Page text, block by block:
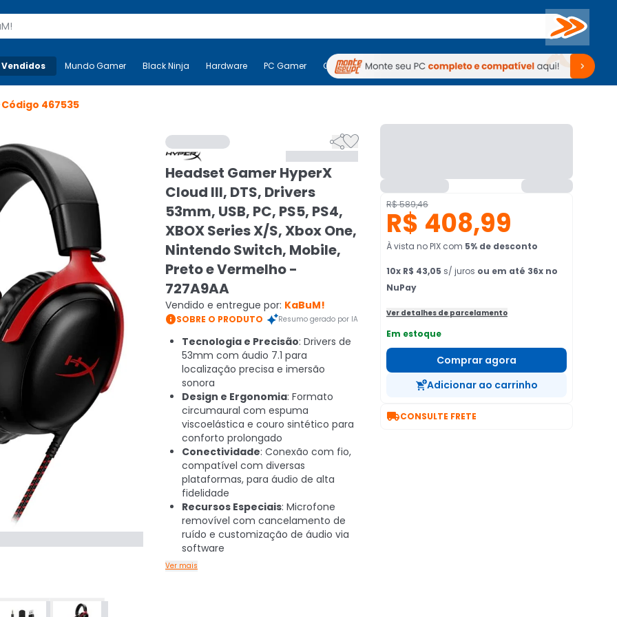
Buscar
Mais-v- Mundo Gamer Black Ninja Hardware PC Gamer Computadores Periféricos TV Venda no KaBuM!
Mundo Gamer Black Ninja Hardware PC Gamer Computadores Periféricos TV Venda no KaBuM!
Código 467535

Headset Gamer HyperX
Cloud III, DTS, Drivers
53mm, USB, PC, PS5, PS4,
XBOX Series X/S, Xbox One,
Nintendo Switch, Mobile,
Preto e Vermelho -
727A9AA
Vendido e entregue por: KaBuM!
SOBRE O PRODUTO Resumo gerado por IA
Tecnologia e Precisão: Drivers de
53mm com áudio 7.1 para
localização precisa e imersão
sonora
Design e Ergonomia: Formato
circumaural com espuma
viscoelástica e couro sintético para
conforto prolongado
Conectividade: Conexão com fio,
compatível com diversas
plataformas, para áudio de alta
fidelidade
Recursos Especiais: Microfone
removível com cancelamento de
ruído e customização de áudio via
software
Ver mais
R$ 589,46
R$ 408,99
À vista no PIX com 5% de desconto
10x R$ 43,05 s/ juros ou em até 36x no
NuPay
Ver detalhes de parcelamento
Em estoque
Comprar agora
Adicionar ao carrinho
CONSULTE FRETE